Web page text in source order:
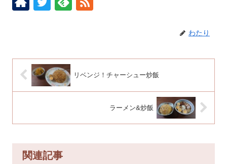
わたり
リベンジ！チャーシュー炒飯
ラーメン&炒飯
関連記事